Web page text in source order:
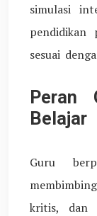
simulasi
pendidikan
sesuai
Peran
Belajar
Guru
kritis, dan